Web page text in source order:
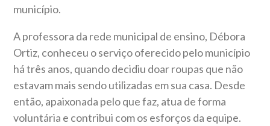
município.
A professora da rede municipal de ensino, Débora
Ortiz, conheceu o serviço oferecido pelo município
há três anos, quando decidiu doar roupas que não
estavam mais sendo utilizadas em sua casa. Desde
então, apaixonada pelo que faz, atua de forma
voluntária e contribui com os esforços da equipe.